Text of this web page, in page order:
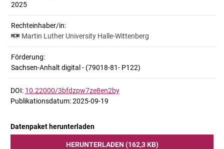
2025
Rechteinhaber/in:
Martin Luther University Halle-Wittenberg
Förderung:
Sachsen-Anhalt digital - (79018-81- P122)
DOI: 10.22000/3bfdzpw7ze8en2by
Publikationsdatum: 2025-09-19
Datenpaket herunterladen
HERUNTERLADEN (162,3 KB)